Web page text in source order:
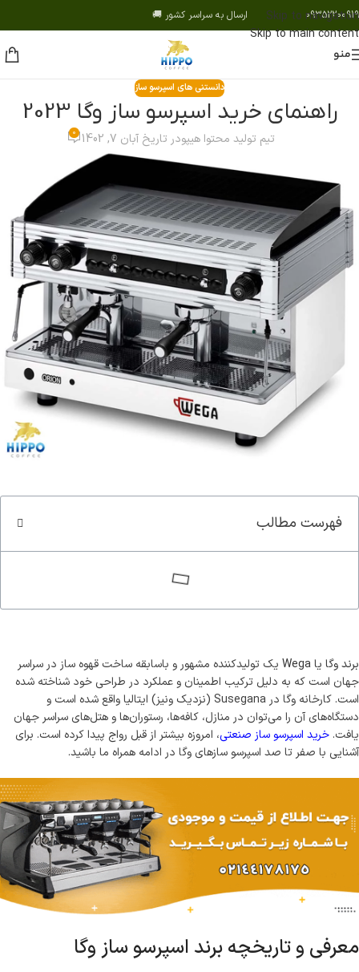
Skip to navigation
Skip to main content
09352200919 ارسال به سراسر کشور 🚚
منو
دانستنی های اسپرسو ساز
راهنمای خرید اسپرسو ساز وگا 2023
تیم تولید محتوا هیپودر تاریخ آبان 7, 1402 0
فهرست مطالب
برند وگا یا Wega
یک تولیدکننده مشهور و باسابقه ساخت قهوه ساز در سراسر
جهان است که به دلیل ترکیب اطمینان و عملکرد در طراحی خود شناخته شده
است. کارخانه وگا در Susegana (نزدیک ونیز) ایتالیا واقع شده است و
دستگاه‌های آن را می‌توان در منازل، کافه‌ها، رستوران‌ها و هتل‌های سراسر جهان
یافت. خرید اسپرسو ساز صنعتی، امروزه بیشتر از قبل رواج پیدا کرده است. برای
آشنایی با صفر تا صد اسپرسو سازهای وگا در ادامه همراه ما باشید.
معرفی و تاریخچه برند اسپرسو ساز وگا
سوپر کافئین هیپو(70%روبوستا)
مشاهده و خرید
قوی ترین قهوه ایران
کاپوچینو
مشاهده و
طعمی که ارزش امتحان